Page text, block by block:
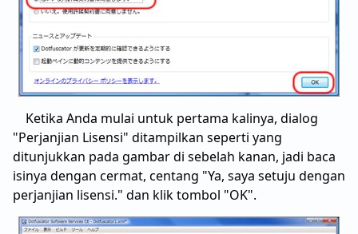
Ketika Anda mulai untuk pertama kalinya, dialog
"Perjanjian Lisensi" ditampilkan seperti yang
ditunjukkan pada gambar di sebelah kanan, jadi baca
isinya dengan cermat, centang "Ya, saya setuju dengan
perjanjian lisensi." dan klik tombol "OK".